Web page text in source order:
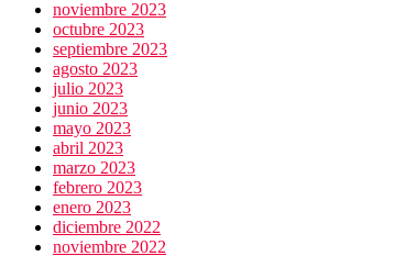
noviembre 2023
octubre 2023
septiembre 2023
agosto 2023
julio 2023
junio 2023
mayo 2023
abril 2023
marzo 2023
febrero 2023
enero 2023
diciembre 2022
noviembre 2022